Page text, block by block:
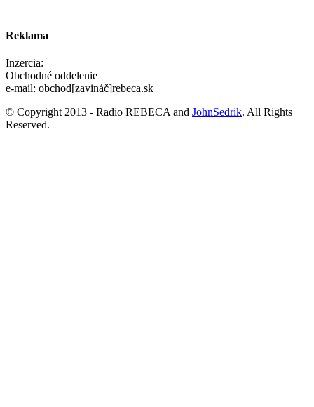
Reklama
Inzercia:
Obchodné oddelenie
e-mail: obchod[zavináč]rebeca.sk
© Copyright 2013 - Radio REBECA and JohnSedrik. All Rights
Reserved.